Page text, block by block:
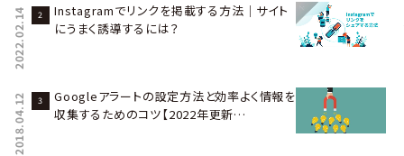
2022.02.14
Instagramでリンクを掲載する方法｜サイト
にうまく誘導するには？
2018.04.12
Googleアラートの設定方法と効率よく情報を
収集するためのコツ【2022年更新…